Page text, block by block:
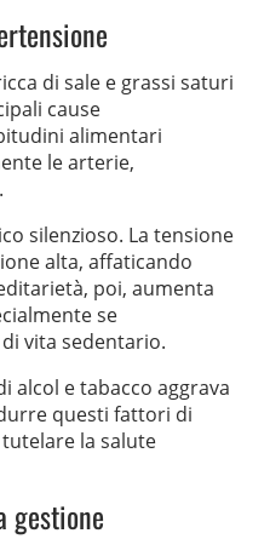
di sale e grassi saturi
cause
alimentari
le arterie,
silenzioso. La tensione
alta, affaticando
poi, aumenta
se
vita sedentario.
alcol e tabacco aggrava
questi fattori di
la salute
gestione